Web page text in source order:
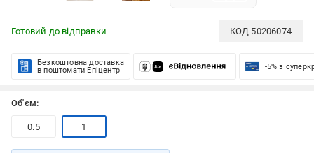
Готовий до відправки КОД 50206074
Безкоштовна доставка
в поштомати Епіцентр
-5% з
Об'єм:
0.5 1